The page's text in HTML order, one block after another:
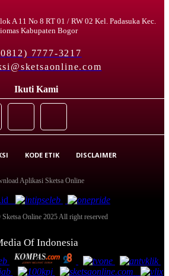
A 11 No 8 RT 01 / RW 02 Kel. Padasuka Kec.
Kabupaten Bogor
7777-3217
Ikuti Kami
KODE ETIK DISCLAIMER
Aplikasi Sketsa Online
Online 2025 All right reserved
Of Indonesia